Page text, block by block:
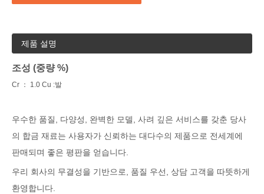
제품 설명
조성 (중량 %)
Cr ： 1.0 Cu :발
우수한 품질, 다양성, 완벽한 모델, 사려 깊은 서비스를 갖춘 당사
의 합금 재료는 사용자가 신뢰하는 대다수의 제품으로 전세계에
판매되며 좋은 평판을 얻습니다.
우리 회사의 무결성을 기반으로, 품질 우선, 상담 고객을 따뜻하게
환영합니다.